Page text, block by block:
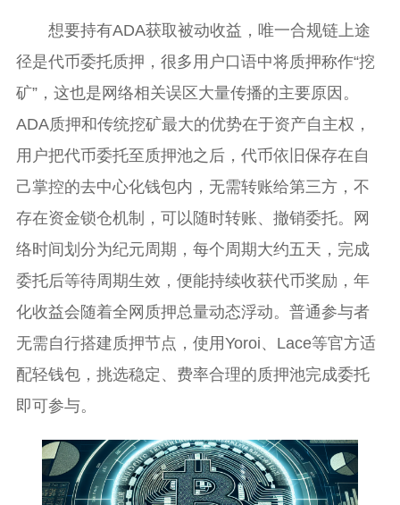
想要持有ADA获取被动收益，唯一合规链上途
径是代币委托质押，很多用户口语中将质押称作“挖
矿”，这也是网络相关误区大量传播的主要原因。
ADA质押和传统挖矿最大的优势在于资产自主权，
用户把代币委托至质押池之后，代币依旧保存在自
己掌控的去中心化钱包内，无需转账给第三方，不
存在资金锁仓机制，可以随时转账、撤销委托。网
络时间划分为纪元周期，每个周期大约五天，完成
委托后等待周期生效，便能持续收获代币奖励，年
化收益会随着全网质押总量动态浮动。普通参与者
无需自行搭建质押节点，使用Yoroi、Lace等官方适
配轻钱包，挑选稳定、费率合理的质押池完成委托
即可参与。